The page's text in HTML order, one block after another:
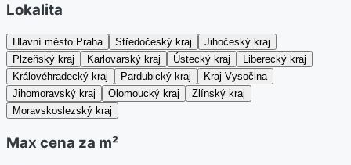
Lokalita
Hlavní město Praha Středočeský kraj
Jihočeský kraj
Plzeňský kraj
Karlovarský kraj Ústecký kraj
Liberecký kraj
Královéhradecký kraj
Pardubický kraj
Kraj Vysočina
Jihomoravský kraj
Olomoucký kraj
Zlínský kraj
Moravskoslezský kraj
Max cena za m²